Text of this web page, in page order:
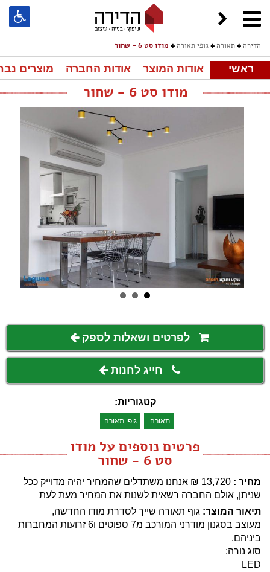
הדירה תאורה גופי תאורה מודו סט 6 - שחור
ראשי אודות המוצר אודות החברה מוצרים
מודו סט 6 - שחור
לפרטים ושאלות לספק
חייג לחנות
קטגוריות:
תאורה גופי תאורה
פרטים נוספים על מודו
סט 6 - שחור
מחיר : 13,720
₪ אנחנו משתדלים שהמחיר יהיה מדוייק ככל
שניתן, אולם החברה רשאית לשנות את המחיר מעת לעת
תיאור המוצר: גוף תאורה שייך לסדרת מודו החדשה,
מעוצב בסגנון מודרני המורכב מ7 ספוטים ו6 זרועות המחברות
ביניהם.
סוג נורה:
LED